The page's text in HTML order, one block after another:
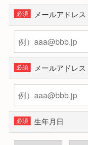
メールアドレス
メールアドレス
生年月日